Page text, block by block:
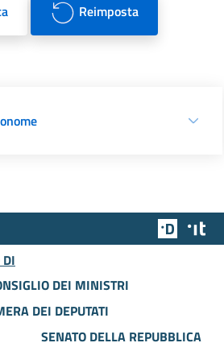
Reimposta
Team
DEI MINISTRI
DEI DEPUTATI
SENATO DELLA REPUBBLICA